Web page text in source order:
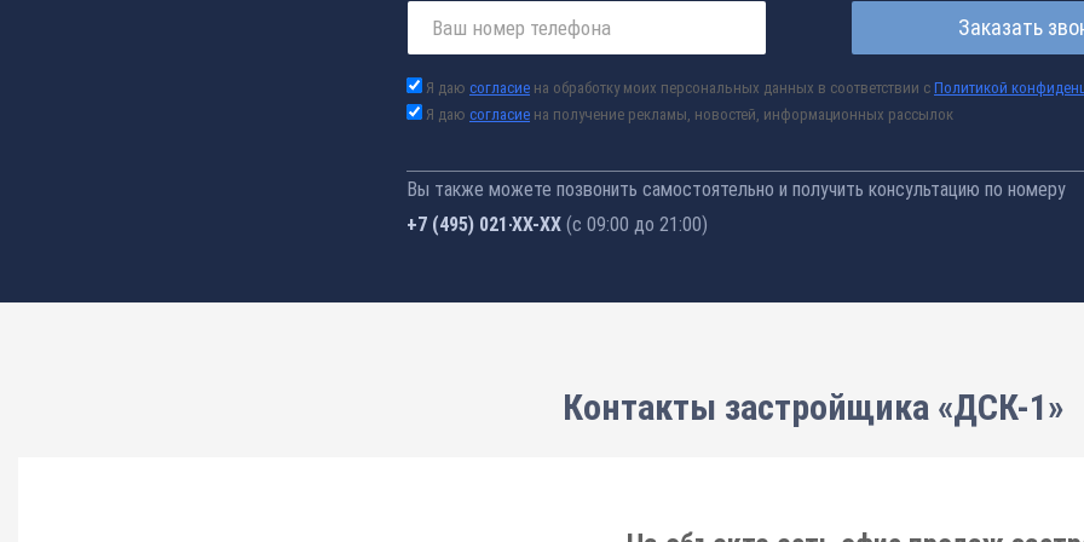
Заказать
Я даю согласие на обработку моих персональных данных в соответствии с Политикой
Я даю согласие на получение рекламы, новостей, информационных рассылок
Вы также можете позвонить самостоятельно и получить консультацию по номеру
+7 (495) 021-41-76 (с 09:00 до 21:00)
Контакты застройщика «ДСК-1»